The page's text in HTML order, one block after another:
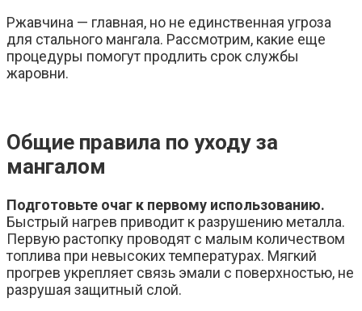
Ржавчина — главная, но не единственная угроза
для стального мангала. Рассмотрим, какие еще
процедуры помогут продлить срок службы
жаровни.
Общие правила по уходу за
мангалом
Подготовьте очаг к первому использованию.
Быстрый нагрев приводит к разрушению металла.
Первую растопку проводят с малым количеством
топлива при невысоких температурах. Мягкий
прогрев укрепляет связь эмали с поверхностью, не
разрушая защитный слой.